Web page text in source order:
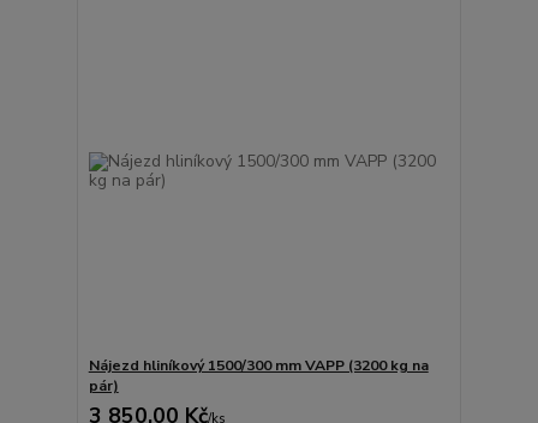
Nájezd hliníkový 1500/300 mm VAPP (3200 kg na
pár)
3 850,00 Kč/ks